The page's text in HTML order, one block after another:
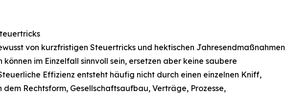
von kurzfristigen Steuertricks und hektischen Jahresendmaßnahmen
im Einzelfall sinnvoll sein, ersetzen aber keine saubere
Effizienz entsteht häufig nicht durch einen einzelnen Kniff,
dem Rechtsform, Gesellschaftsaufbau, Verträge, Prozesse,